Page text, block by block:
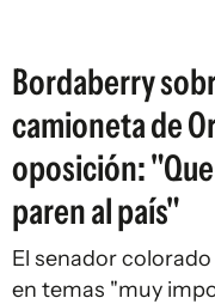
Bordaberry
camioneta de
oposición:
paren al país"
El senador
en temas "muy